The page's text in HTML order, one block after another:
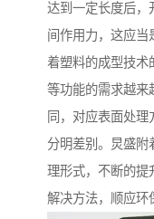
达到一定长度后，
间作用力，这应当
着塑料的成型技术
等功能的需求越来
同，对应表面处
分明差别。炅盛附
理形式，不断的提
解决方法，顺应环